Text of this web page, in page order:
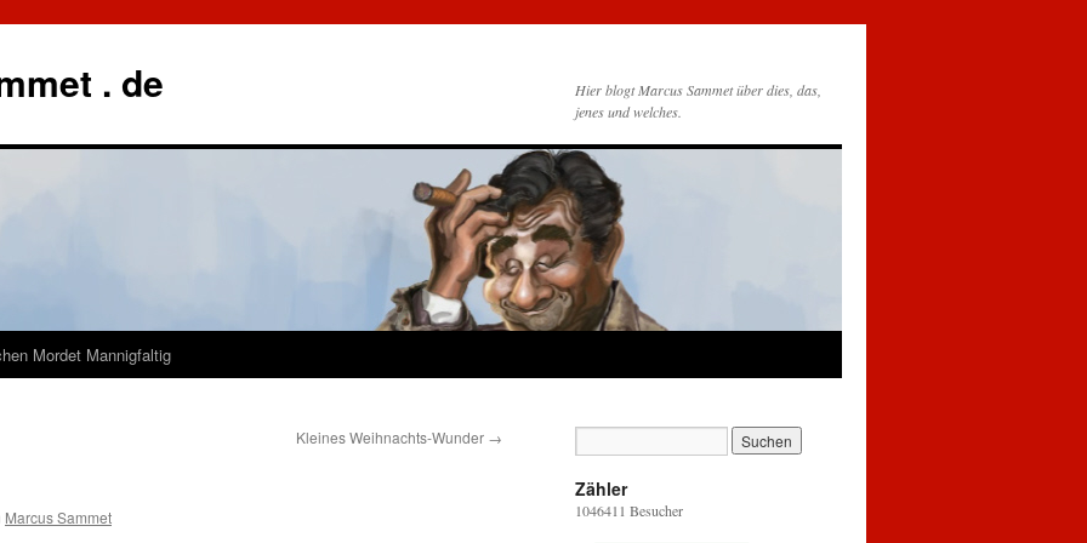
. de
Hier blogt Marcus Sammet über dies, das,
jenes und welches.
Mordet Mannigfaltig
Kleines Weihnachts-Wunder →
Marcus Sammet
Zähler
1046411 Besucher